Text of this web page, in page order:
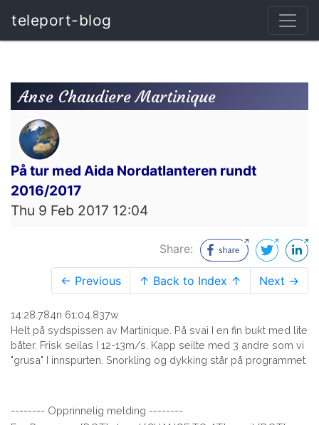
teleport-blog
Anse Chaudiere Martinique
På tur med Aida Nordatlanteren rundt
2016/2017
Thu 9 Feb 2017 12:04
Share:
← Previous ↑ Back to Index ↑ Next →
14:28.784n 61:04.837w
Helt på sydspissen av Martinique. På svai I en fin bukt med lite
båter. Frisk seilas I 12-13m/s. Kapp seilte med 3 andre som vi
"grusa" I innspurten. Snorkling og dykking står på programmet
-------- Opprinnelig melding --------